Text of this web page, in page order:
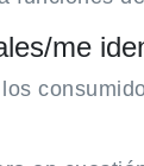
me